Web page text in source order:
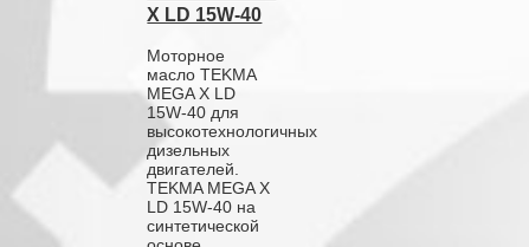
X LD 15W-40
Моторное
масло TEKMA
MEGA X LD
15W-40 для
высокотехнологичных
дизельных
двигателей.
TEKMA MEGA X
LD 15W-40 на
синтетической